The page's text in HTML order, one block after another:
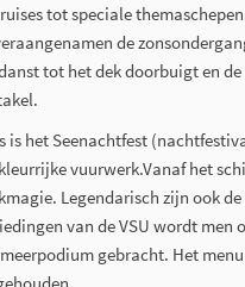
tot speciale
de
tot het dek doorbuigt en
is het Seenachtfest
vuurwerk.Vanaf het
Legendarisch zijn ook
van de VSU wordt men
gebracht. Het